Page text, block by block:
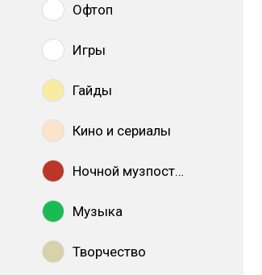
Офтоп
Игры
Гайды
Кино и сериалы
Ночной музпостинг
Музыка
Творчество